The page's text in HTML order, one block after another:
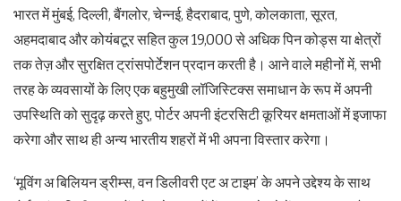
भारत में मुंबई, दिल्ली, बैंगलोर, चेन्नई, हैदराबाद, पुणे, कोलकाता, सूरत,
अहमदाबाद और कोयंबटूर सहित कुल 19,000 से अधिक पिन कोड्स या क्षेत्रों
तक तेज़ और सुरक्षित ट्रांसपोर्टेशन प्रदान करती है। आने वाले महीनों में, सभी
तरह के व्यवसायों के लिए एक बहुमुखी लॉजिस्टिक्स समाधान के रूप में अपनी
उपस्थिति को सुदृढ़ करते हुए, पोर्टर अपनी इंटरसिटी कूरियर क्षमताओं में इजाफा
करेगा और साथ ही अन्य भारतीय शहरों में भी अपना विस्तार करेगा।
‘मूविंग अ बिलियन ड्रीम्स, वन डिलीवरी एट अ टाइम’ के अपने उद्देश्य के साथ